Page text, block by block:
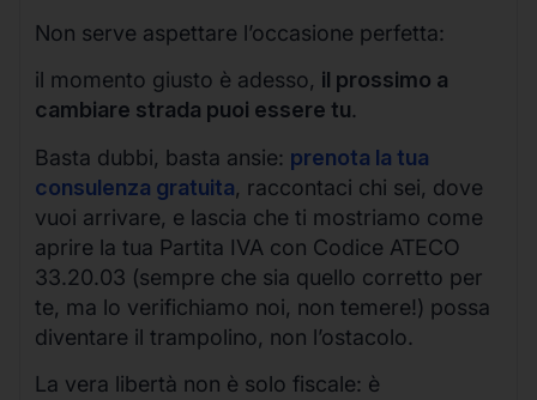
Non serve aspettare l’occasione perfetta:
il momento giusto è adesso, il prossimo a
cambiare strada puoi essere tu.
Basta dubbi, basta ansie: prenota la tua
consulenza gratuita, raccontaci chi sei, dove
vuoi arrivare, e lascia che ti mostriamo come
aprire la tua Partita IVA con Codice ATECO
33.20.03 (sempre che sia quello corretto per
te, ma lo verifichiamo noi, non temere!) possa
diventare il trampolino, non l’ostacolo.
La vera libertà non è solo fiscale: è